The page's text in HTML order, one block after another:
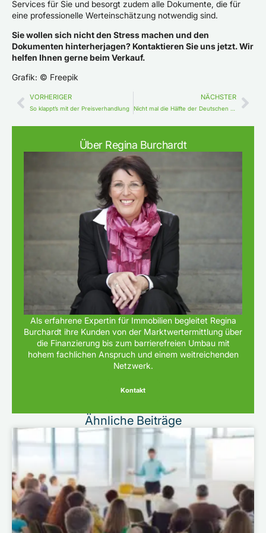
Über Regina Burchardt
Als erfahrene Expertin für Immobilien begleitet Regina
Burchardt ihre Kunden von der Marktwertermittlung über
die Finanzierung bis zum barrierefreien Umbau mit
hohem fachlichen Anspruch und einem weitreichenden
Netzwerk.
Kontakt
Ähnliche Beiträge
Services für Sie und besorgt zudem alle Dokumente, die für
eine professionelle Werteinschätzung notwendig sind.
Sie wollen sich nicht den Stress machen und den
Dokumenten hinterherjagen? Kontaktieren Sie uns jetzt. Wir
helfen Ihnen gerne beim Verkauf.
Grafik: © Freepik
VORHERIGER
So klappt’s mit der Preisverhandlung
NÄCHSTER